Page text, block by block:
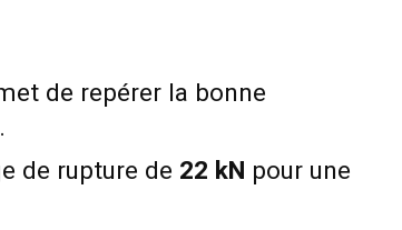
de repérer la bonne
de rupture de 22 kN pour une